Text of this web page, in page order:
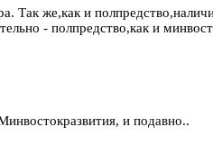
же,как и
- полпредство,как и
и подавно..